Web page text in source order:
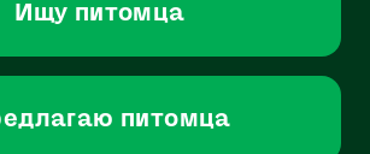
Ищу питомца
питомца